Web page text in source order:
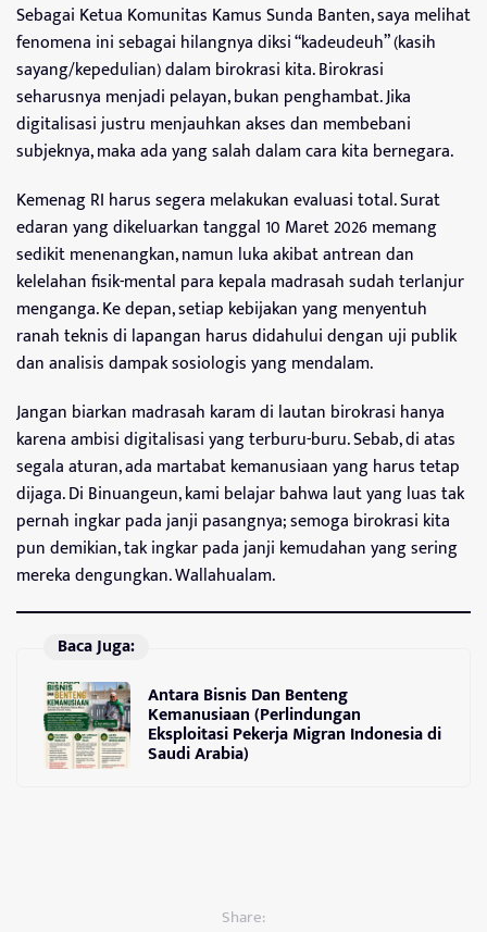
Sebagai Ketua Komunitas Kamus Sunda Banten, saya melihat
fenomena ini sebagai hilangnya diksi “kadeudeuh” (kasih
sayang/kepedulian) dalam birokrasi kita. Birokrasi
seharusnya menjadi pelayan, bukan penghambat. Jika
digitalisasi justru menjauhkan akses dan membebani
subjeknya, maka ada yang salah dalam cara kita bernegara.
Kemenag RI harus segera melakukan evaluasi total. Surat
edaran yang dikeluarkan tanggal 10 Maret 2026 memang
sedikit menenangkan, namun luka akibat antrean dan
kelelahan fisik-mental para kepala madrasah sudah terlanjur
menganga. Ke depan, setiap kebijakan yang menyentuh
ranah teknis di lapangan harus didahului dengan uji publik
dan analisis dampak sosiologis yang mendalam.
Jangan biarkan madrasah karam di lautan birokrasi hanya
karena ambisi digitalisasi yang terburu-buru. Sebab, di atas
segala aturan, ada martabat kemanusiaan yang harus tetap
dijaga. Di Binuangeun, kami belajar bahwa laut yang luas tak
pernah ingkar pada janji pasangnya; semoga birokrasi kita
pun demikian, tak ingkar pada janji kemudahan yang sering
mereka dengungkan. Wallahualam.
Baca Juga:
Antara Bisnis Dan Benteng
Kemanusiaan (Perlindungan
Eksploitasi Pekerja Migran Indonesia di
Saudi Arabia)
Share: